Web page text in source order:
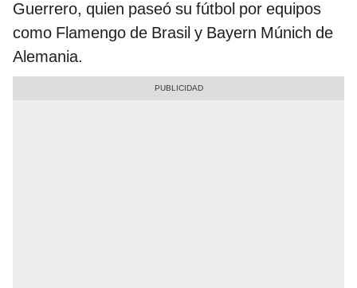
Guerrero, quien paseó su fútbol por equipos
como Flamengo de Brasil y Bayern Múnich de
Alemania.